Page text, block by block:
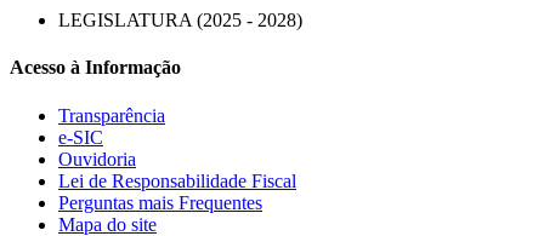
LEGISLATURA (2025 - 2028)
Acesso à Informação
Transparência
e-SIC
Ouvidoria
Lei de Responsabilidade Fiscal
Perguntas mais Frequentes
Mapa do site